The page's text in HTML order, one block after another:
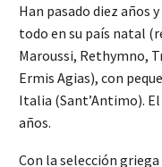
Han pasado diez años
todo en su país natal
Maroussi, Rethymno,
Ermis Agias), con
Italia (Sant’Antimo).
años.
Con la selección